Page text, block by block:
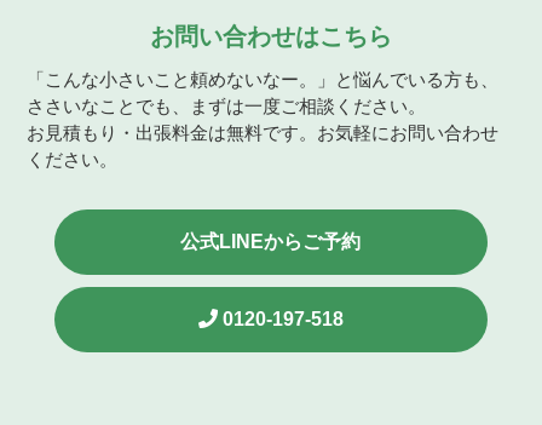
お問い合わせはこちら
「こんな小さいこと頼めないなー。」と悩んでいる方も、
ささいなことでも、まずは一度ご相談ください。
お見積もり・出張料金は無料です。お気軽にお問い合わせ
ください。
公式LINEからご予約
0120-197-518